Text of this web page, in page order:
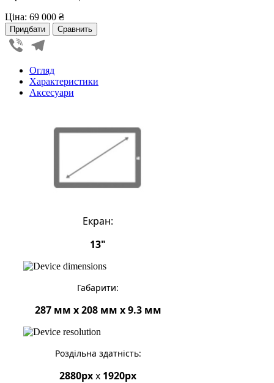
Ціна: 69 000 ₴
Viber
Огляд
Характеристики
Аксесуари
Екран:
13"
Габарити:
287 мм x 208 мм x 9.3 мм
Роздільна здатність:
2880pxx 1920px